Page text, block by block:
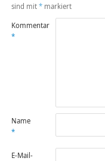
sind mit *markiert
Kommentar
*
Name
*
E-Mail-